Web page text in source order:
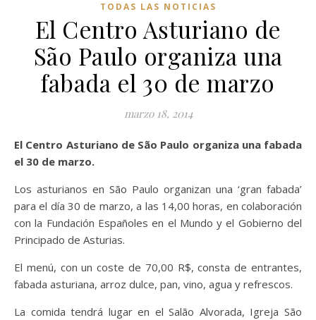
TODAS LAS NOTICIAS
El Centro Asturiano de
São Paulo organiza una
fabada el 30 de marzo
marzo 18, 2014
El Centro Asturiano de São Paulo organiza una fabada
el 30 de marzo.
Los asturianos en São Paulo organizan una ‘gran fabada’
para el día 30 de marzo, a las 14,00 horas, en colaboración
con la Fundación Españoles en el Mundo y el Gobierno del
Principado de Asturias.
El menú, con un coste de 70,00 R$, consta de entrantes,
fabada asturiana, arroz dulce, pan, vino, agua y refrescos.
La comida tendrá lugar en el Salão Alvorada, Igreja São